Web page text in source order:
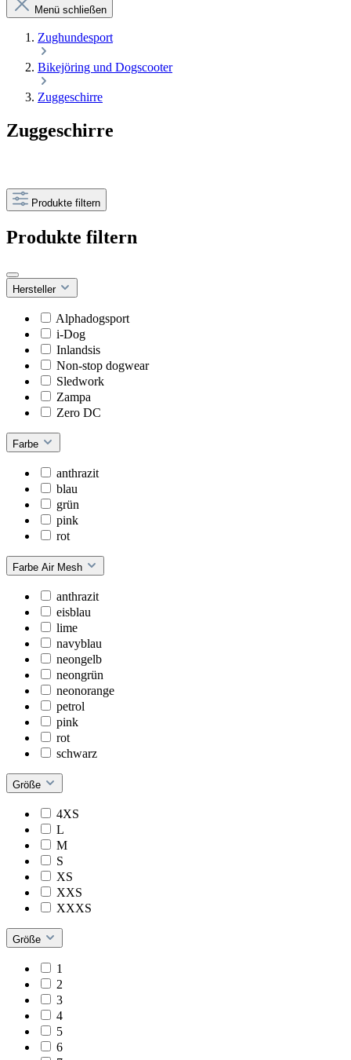
Menü schließen
Zughundesport
Bikejöring und Dogscooter
Zuggeschirre
Zuggeschirre
Produkte filtern
Produkte filtern
Hersteller
Alphadogsport
i-Dog
Inlandsis
Non-stop dogwear
Sledwork
Zampa
Zero DC
Farbe
anthrazit
blau
grün
pink
rot
Farbe Air Mesh
anthrazit
eisblau
lime
navyblau
neongelb
neongrün
neonorange
petrol
pink
rot
schwarz
Größe
4XS
L
M
S
XS
XXS
XXXS
Größe
1
2
3
4
5
6